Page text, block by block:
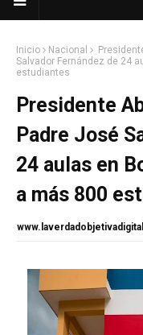
Inicio Nacional
Salvador Fernández de 24
estudiantes
Presidente
Padre José
24 aulas en
a más 800